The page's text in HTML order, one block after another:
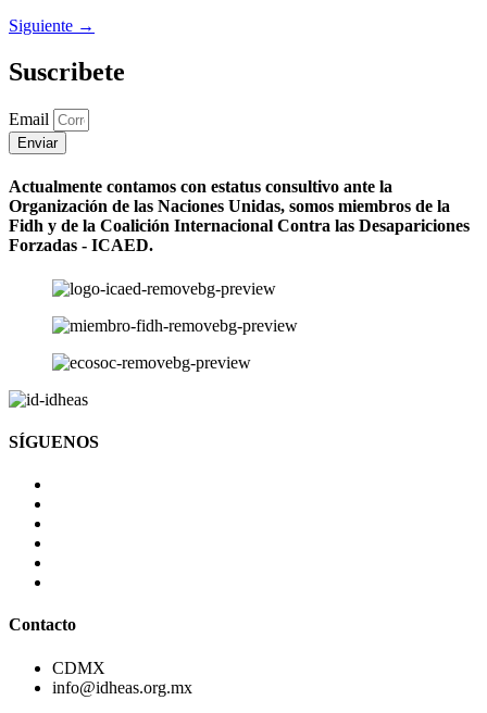
Siguiente →
Suscribete
Email
Enviar
Actualmente contamos con estatus consultivo ante la
Organización de las Naciones Unidas, somos miembros de la
Fidh y de la Coalición Internacional Contra las Desapariciones
Forzadas - ICAED.
SÍGUENOS
Contacto
CDMX
info@idheas.org.mx